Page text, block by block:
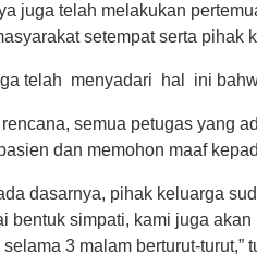
juga telah melakukan
setempat serta pihak
telah menyadari hal ini
semua petugas yang
dan memohon maaf
dasarnya, pihak keluarga
bentuk simpati, kami juga
3 malam berturut-turut,”